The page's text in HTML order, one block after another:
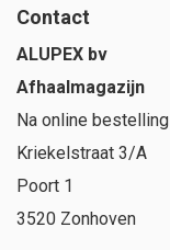
Contact
ALUPEX bv
Afhaalmagazijn
Na online bestelling
Kriekelstraat 3/A
Poort 1
3520 Zonhoven